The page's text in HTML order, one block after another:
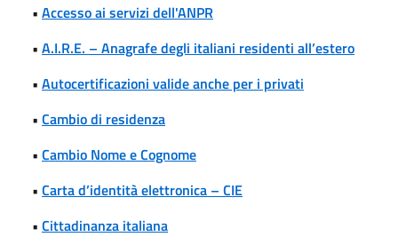
• Accesso ai servizi dell'ANPR
• A.I.R.E. – Anagrafe degli italiani residenti all’estero
• Autocertificazioni valide anche per i privati
• Cambio di residenza
• Cambio Nome e Cognome
• Carta d’identità elettronica – CIE
• Cittadinanza italiana